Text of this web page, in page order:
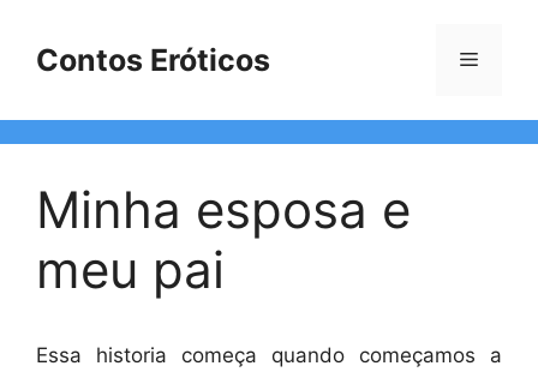
Contos Eróticos Menu
Minha esposa e
meu pai
Essa historia começa quando começamos a